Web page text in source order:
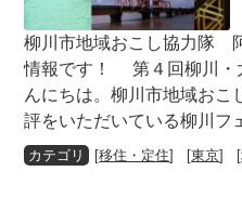
柳川市地域おこし協力隊
情報です！ 第４回柳川
んにちは。柳川市地域お
評をいただいている柳川フ
[移住・定住] [東京] [